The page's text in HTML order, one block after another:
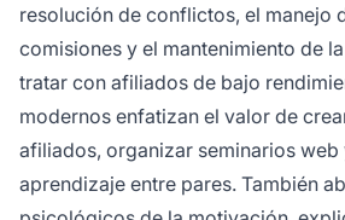
resolución de conflictos, el manejo
comisiones y el mantenimiento de
tratar con afiliados de bajo
modernos enfatizan el valor de
afiliados, organizar seminarios web
aprendizaje entre pares. También